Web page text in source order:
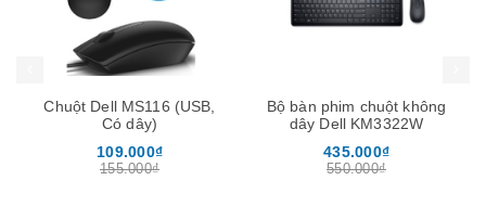
Chuột Dell MS116 (USB,
Có dây)
109.000₫
155.000₫
Bộ bàn phim chuột không
dây Dell KM3322W
435.000₫
550.000₫
Mua hàng